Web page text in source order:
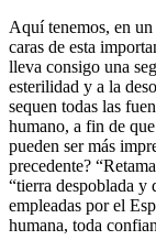
Aquí tenemos, en
caras de esta
lleva consigo una
esterilidad y a la
sequen todas las
humano, a fin de
pueden ser más
precedente?
“tierra despoblada y
empleadas por el
humana, toda